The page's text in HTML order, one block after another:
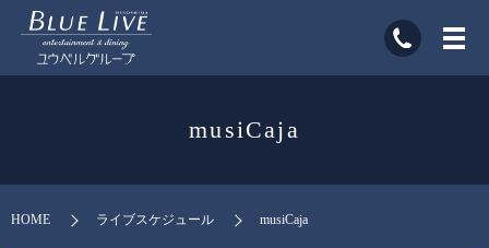
musiCaja
HOME ライブスケジュール musiCaja